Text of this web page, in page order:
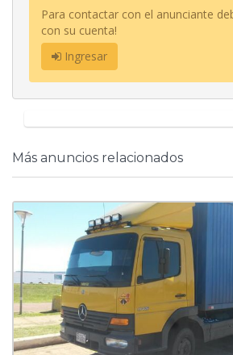
Para contactar con el anunciante
con su cuenta!
Ingresar
Más anuncios relacionados